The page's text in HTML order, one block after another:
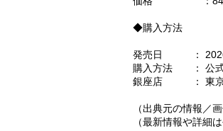
◆購入方法
発売日 ： 2026
購入方法 ： 公式
銀座店 ： 東京
（出典元の情報／
（最新情報や詳細